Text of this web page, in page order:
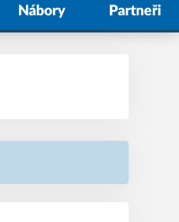
Nábory Partneři